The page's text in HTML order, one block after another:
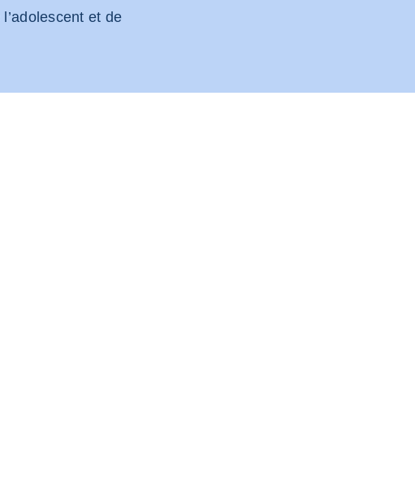
et de